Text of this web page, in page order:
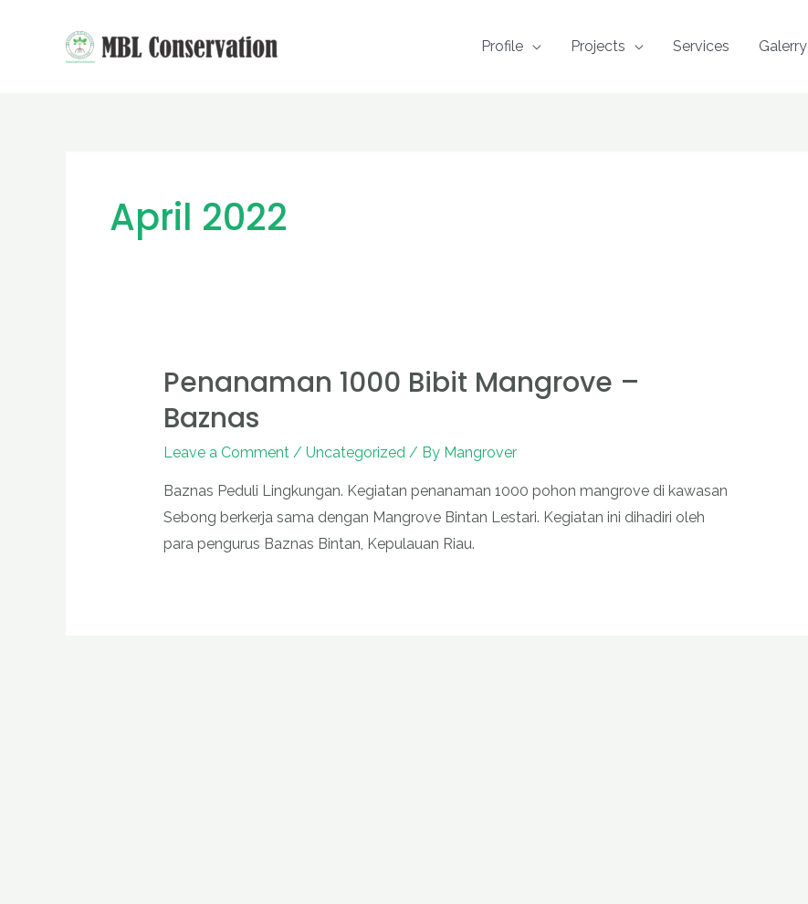
Profile Projects Services Galerry
April 2022
Penanaman 1000 Bibit Mangrove –
Baznas
Leave a Comment / Uncategorized/ By Mangrover
Baznas Peduli Lingkungan. Kegiatan penanaman 1000 pohon mangrove di kawasan
Sebong berkerja sama dengan Mangrove Bintan Lestari. Kegiatan ini dihadiri oleh
para pengurus Baznas Bintan, Kepulauan Riau.